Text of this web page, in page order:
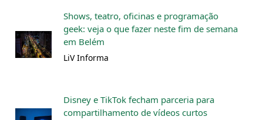
Shows, teatro, oficinas e programação
geek: veja o que fazer neste fim de semana
em Belém
LiV Informa
Disney e TikTok fecham parceria para
compartilhamento de vídeos curtos